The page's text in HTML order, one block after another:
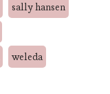
sally hansen
weleda